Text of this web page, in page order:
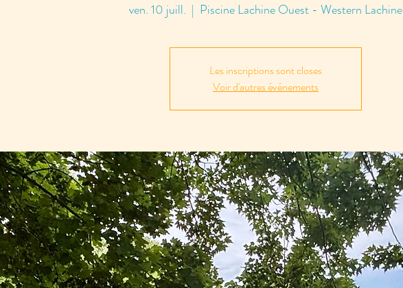
ven. 10 juill.
  |
Piscine Lachine Ouest - Western Lachine
Les inscriptions sont closes
Voir d'autres événements